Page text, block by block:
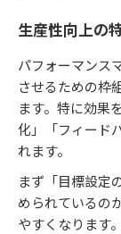
生産性向上の
パフォーマンス
させるための枠
ます。特に効果
化」「フィード
れます。
まず「目標設定
められているの
やすくなります